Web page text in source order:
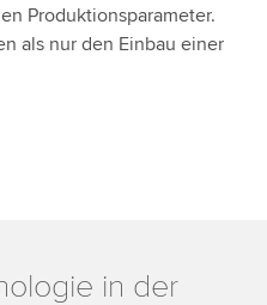
Produktionsparameter.
als nur den Einbau einer
in der